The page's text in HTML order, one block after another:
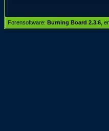
Forensoftware: Burning Board 2.3.6 ,